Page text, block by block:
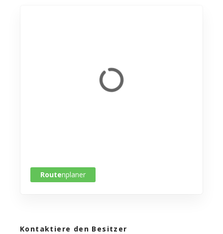
Routenplaner
Kontaktiere den Besitzer